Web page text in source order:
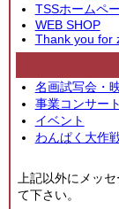
TSSホームペ
WEB SHOP
Thank you for
名画試写会・
事業コンサー
イベント
わんぱく大作
上記以外にメッ
て下さい。